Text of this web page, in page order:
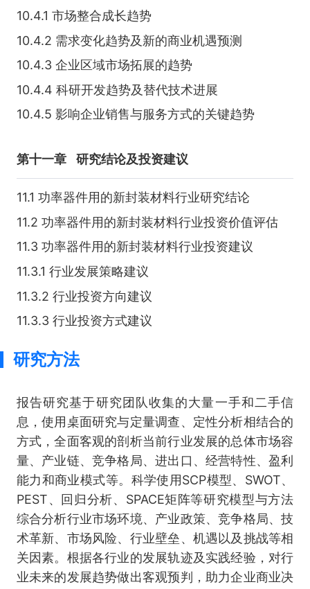
10.4.1 市场整合成长趋势
10.4.2 需求变化趋势及新的商业机遇预测
10.4.3 企业区域市场拓展的趋势
10.4.4 科研开发趋势及替代技术进展
10.4.5 影响企业销售与服务方式的关键趋势
第十一章 研究结论及投资建议
11.1 功率器件用的新封装材料行业研究结论
11.2 功率器件用的新封装材料行业投资价值评估
11.3 功率器件用的新封装材料行业投资建议
11.3.1 行业发展策略建议
11.3.2 行业投资方向建议
11.3.3 行业投资方式建议
研究方法
报告研究基于研究团队收集的大量一手和二手信
息，使用桌面研究与定量调查、定性分析相结合的
方式，全面客观的剖析当前行业发展的总体市场容
量、产业链、竞争格局、进出口、经营特性、盈利
能力和商业模式等。科学使用SCP模型、SWOT、
PEST、回归分析、SPACE矩阵等研究模型与方法
综合分析行业市场环境、产业政策、竞争格局、技
术革新、市场风险、行业壁垒、机遇以及挑战等相
关因素。根据各行业的发展轨迹及实践经验，对行
业未来的发展趋势做出客观预判，助力企业商业决